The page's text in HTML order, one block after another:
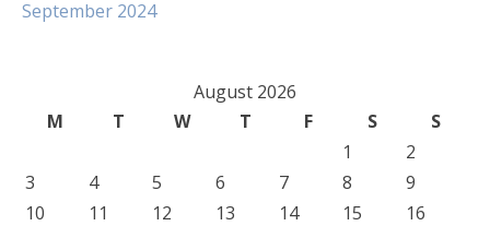
September 2024
August 2026
M
T W T F S
S
1
2
3
4 5 6 7 8
9
10
11 12 13 14 15
16